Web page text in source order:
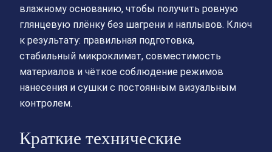
влажному основанию, чтобы получить ровную
глянцевую плёнку без шагрени и наплывов. Ключ
к результату: правильная подготовка,
стабильный микроклимат, совместимость
материалов и чёткое соблюдение режимов
нанесения и сушки с постоянным визуальным
контролем.
Краткие технические